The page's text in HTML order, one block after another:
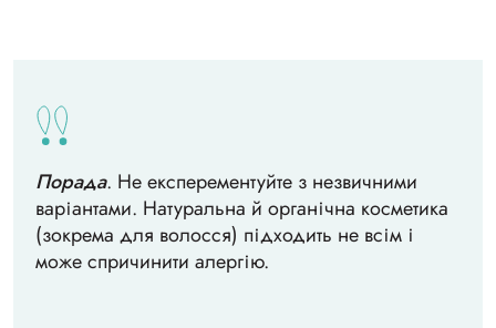
Порада. Не експерементуйте з незвичними
варіантами. Натуральна й органічна косметика
(зокрема для волосся) підходить не всім і
може спричинити алергію.